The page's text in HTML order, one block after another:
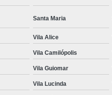
Santa Maria
Vila Alice
Vila Camilópolis
Vila Guiomar
Vila Lucinda